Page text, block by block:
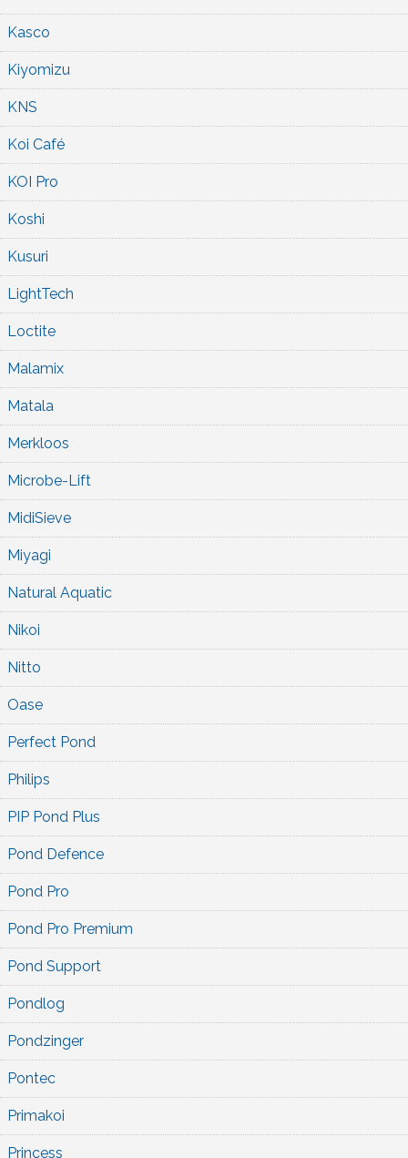
Kasco
Kiyomizu
KNS
Koi Café
KOI Pro
Koshi
Kusuri
LightTech
Loctite
Malamix
Matala
Merkloos
Microbe-Lift
MidiSieve
Miyagi
Natural Aquatic
Nikoi
Nitto
Oase
Perfect Pond
Philips
PIP Pond Plus
Pond Defence
Pond Pro
Pond Pro Premium
Pond Support
Pondlog
Pondzinger
Pontec
Primakoi
Princess